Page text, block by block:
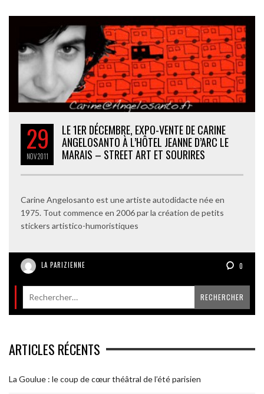
29
NOV2011
LE 1ER DÉCEMBRE, EXPO-VENTE DE CARINE
ANGELOSANTO À L’HÔTEL JEANNE D’ARC LE
MARAIS – STREET ART ET SOURIRES
Carine Angelosanto est une artiste autodidacte née en
1975. Tout commence en 2006 par la création de petits
stickers artistico-humoristiques
LA PARIZIENNE 0
ARTICLES RÉCENTS
La Goulue : le coup de cœur théâtral de l’été parisien